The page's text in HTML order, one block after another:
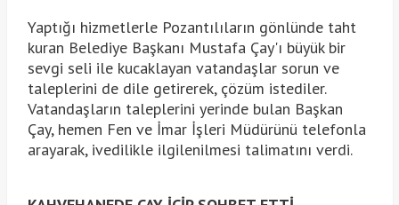
Yaptığı hizmetlerle Pozantılıların gönlünde taht
kuran Belediye Başkanı Mustafa Çay'ı büyük bir
sevgi seli ile kucaklayan vatandaşlar sorun ve
taleplerini de dile getirerek, çözüm istediler.
Vatandaşların taleplerini yerinde bulan Başkan
Çay, hemen Fen ve İmar İşleri Müdürünü telefonla
arayarak, ivedilikle ilgilenilmesi talimatını verdi.